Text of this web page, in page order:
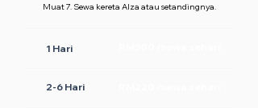
Muat 7. Sewa kereta Alza atau setandingnya.
1 Hari
2-6 Hari